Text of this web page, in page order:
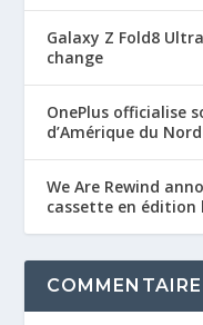
Galaxy Z Fold8
change
OnePlus officialise
d’Amérique du Nord
We Are Rewind
cassette en édition